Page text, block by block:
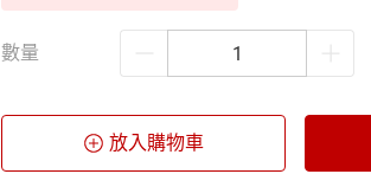
數量
放入購物車